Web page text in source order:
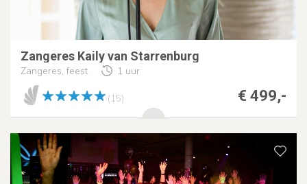
Zangeres Kaily van Starrenburg
Zangeres, feest 1 uur
€ 499,-
(15)